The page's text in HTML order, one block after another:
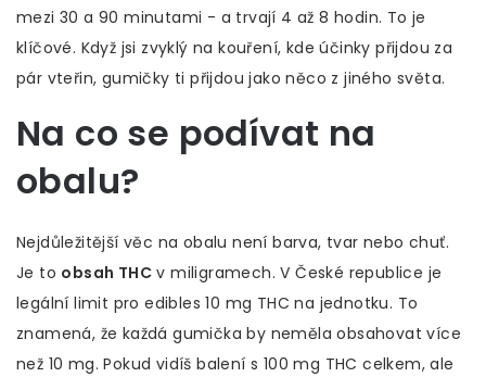
mezi 30 a 90 minutami - a trvají 4 až 8 hodin. To je
klíčové. Když jsi zvyklý na kouření, kde účinky přijdou za
pár vteřin, gumičky ti přijdou jako něco z jiného světa.
Na co se podívat na
obalu?
Nejdůležitější věc na obalu není barva, tvar nebo chuť.
Je to obsah THC v miligramech. V České republice je
legální limit pro edibles 10 mg THC na jednotku. To
znamená, že každá gumička by neměla obsahovat více
než 10 mg. Pokud vidíš balení s 100 mg THC celkem, ale